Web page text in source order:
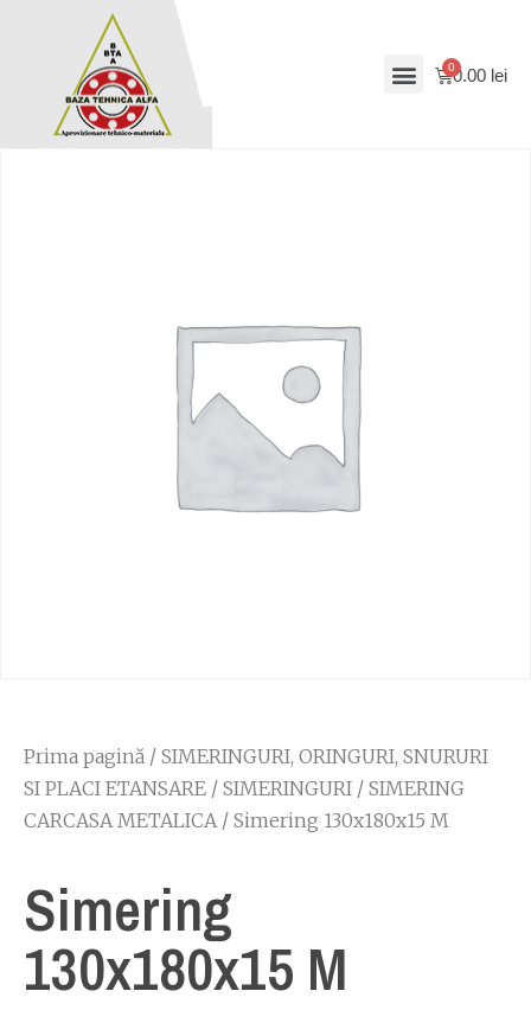
0.00 lei
Prima pagină / SIMERINGURI, ORINGURI, SNURURI
SI PLACI ETANSARE / SIMERINGURI / SIMERING
CARCASA METALICA/ Simering 130x180x15 M
Simering
130x180x15 M